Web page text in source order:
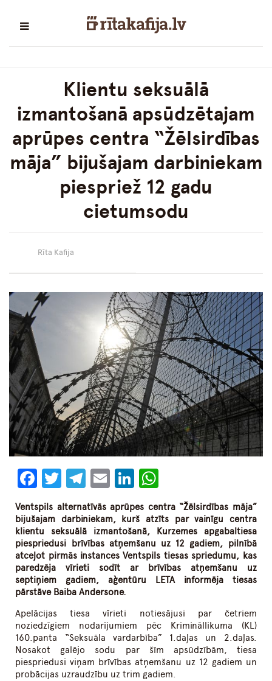
Klientu seksuālā
izmantošanā apsūdzētajam
aprūpes centra “Žēlsirdības
māja” bijušajam darbiniekam
piespriež 12 gadu
cietumsodu
Rīta Kafija
Facebook
Twitter
Telegram
EmailLinkedIn
Ventspils alternatīvās aprūpes centra “Žēlsirdības māja”
bijušajam darbiniekam, kurš atzīts par vainīgu centra
klientu seksuālā izmantošanā, Kurzemes apgabaltiesa
piespriedusi brīvības atņemšanu uz 12 gadiem, pilnībā
atceļot pirmās instances Ventspils tiesas spriedumu, kas
paredzēja vīrieti sodīt ar brīvības atņemšanu uz
septiņiem gadiem, aģentūru LETA informēja tiesas
pārstāve Baiba Andersone.
Apelācijas tiesa vīrieti notiesājusi par četriem
noziedzīgiem nodarījumiem pēc Krimināllikuma (KL)
160.panta “Seksuāla vardarbība” 1.daļas un 2.daļas.
Nosakot galējo sodu par šīm apsūdzībām, tiesa
piespriedusi viņam brīvības atņemšanu uz 12 gadiem un
probācijas uzraudzību uz trim gadiem.